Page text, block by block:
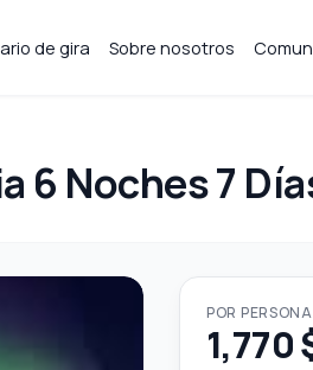
de gira Sobre nosotros
6 Noches 7
POR PERSONA
1,770